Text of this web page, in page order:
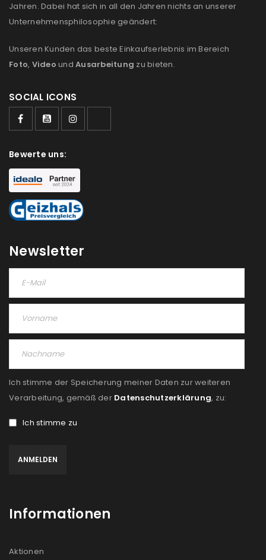
Benutzername oder E-Mail-Adresse*
Passwort
Anmeldeformular geschützt durch WP Captcha
Angemeldet bleiben
ANMELDEN
E-Mail-Adresse*
Jahren. Dabei hat sich in all den Jahren nichts an unserer
Unternehmensphilosophie geändert:
Unseren Kunden das beste Einkaufserlebnis im Bereich
Foto, Video und Ausarbeitung zu bieten.
SOCIAL ICONS
Bewerte uns:
Newsletter
Ich stimme der Speicherung meiner Daten zur weiteren
Verarbeitung, gemäß der Datenschutzerklärung, zu:
Ich stimme zu
Informationen
Aktionen